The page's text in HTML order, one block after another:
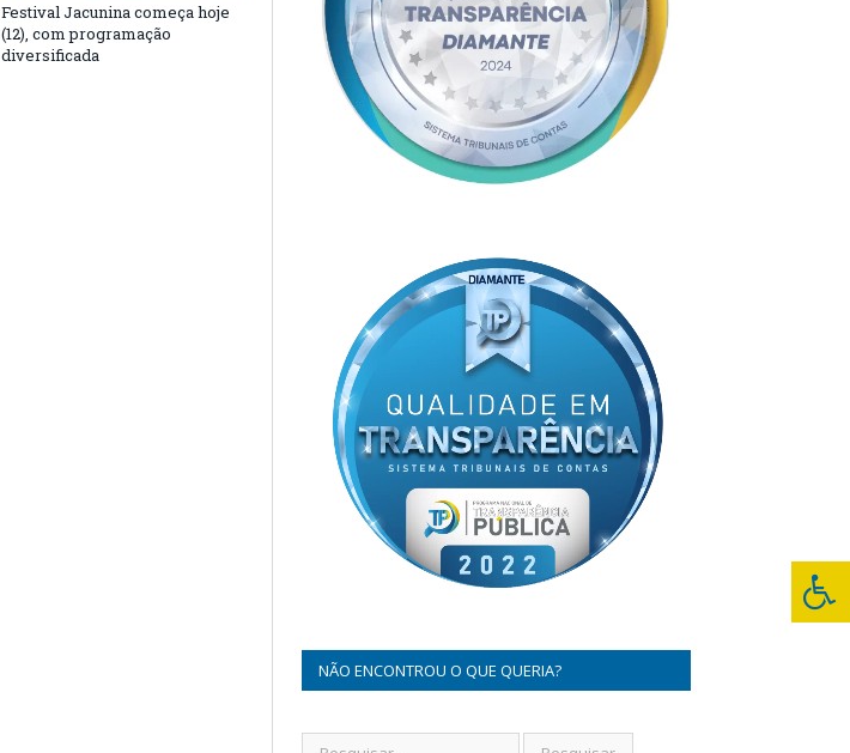
Festival Jacunina começa hoje
(12), com programação
diversificada
NÃO ENCONTROU O QUE QUERIA?